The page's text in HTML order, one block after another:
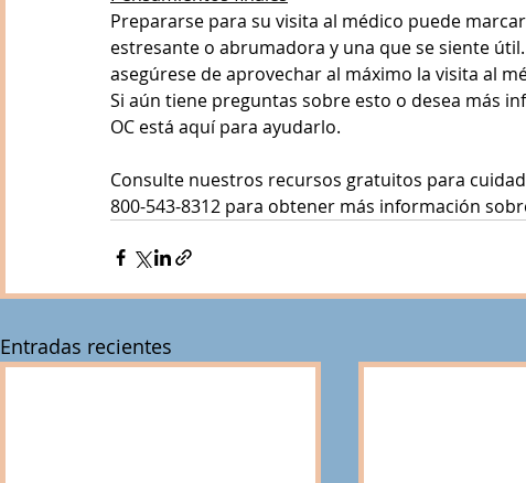
Prepararse para su visita al médico puede
estresante o abrumadora y una que se siente
asegúrese de aprovechar al máximo la visita al
Si aún tiene preguntas sobre esto o desea más
OC está aquí para ayudarlo.
Consulte nuestros recursos gratuitos para
800-543-8312 para obtener más información
Entradas recientes